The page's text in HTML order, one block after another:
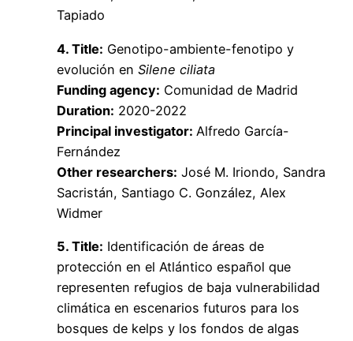
Tapiado
4. Title: Genotipo-ambiente-fenotipo y
evolución en Silene ciliata
Funding agency: Comunidad de Madrid
Duration: 2020-2022
Principal investigator: Alfredo García-
Fernández
Other researchers: José M. Iriondo, Sandra
Sacristán, Santiago C. González, Alex
Widmer
5. Title: Identificación de áreas de
protección en el Atlántico español que
representen refugios de baja vulnerabilidad
climática en escenarios futuros para los
bosques de kelps y los fondos de algas